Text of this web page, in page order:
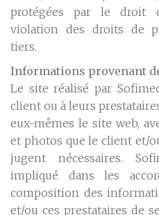
protégées par le droit
violation des droits de
tiers.
Informations provenant
Le site réalisé par
client ou à leurs
eux-mêmes le site web,
et photos que le client et/
jugent nécessaires.
impliqué dans les
composition des
et/ou ces prestataires de